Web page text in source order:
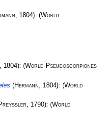
, 1804): (World
, 1804): (World Pseudoscorpiones
(Hermann , 1804): (World
, 1790): (World